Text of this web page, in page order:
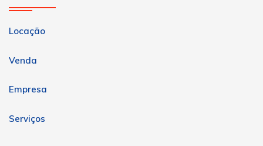
Locação
Venda
Empresa
Serviços